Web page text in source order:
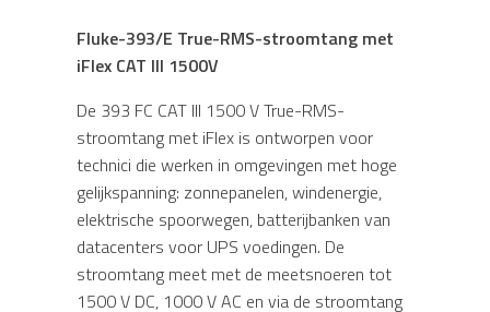
Fluke-393/E True-RMS-stroomtang met
iFlex CAT III 1500V
De 393 FC CAT III 1500 V True-RMS-
stroomtang met iFlex is ontworpen voor
technici die werken in omgevingen met hoge
gelijkspanning: zonnepanelen, windenergie,
elektrische spoorwegen, batterijbanken van
datacenters voor UPS voedingen. De
stroomtang meet met de meetsnoeren tot
1500 V DC, 1000 V AC en via de stroomtang